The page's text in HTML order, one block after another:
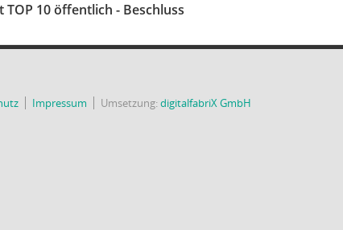
TOP 10 öffentlich - Beschluss
Impressum Umsetzung:digitalfabriX GmbH